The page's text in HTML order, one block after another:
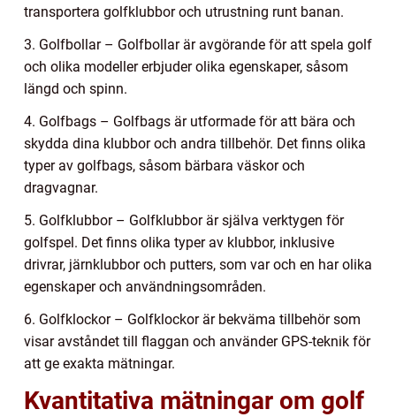
transportera golfklubbor och utrustning runt banan.
3. Golfbollar – Golfbollar är avgörande för att spela golf
och olika modeller erbjuder olika egenskaper, såsom
längd och spinn.
4. Golfbags – Golfbags är utformade för att bära och
skydda dina klubbor och andra tillbehör. Det finns olika
typer av golfbags, såsom bärbara väskor och
dragvagnar.
5. Golfklubbor – Golfklubbor är själva verktygen för
golfspel. Det finns olika typer av klubbor, inklusive
drivrar, järnklubbor och putters, som var och en har olika
egenskaper och användningsområden.
6. Golfklockor – Golfklockor är bekväma tillbehör som
visar avståndet till flaggan och använder GPS-teknik för
att ge exakta mätningar.
Kvantitativa mätningar om golf